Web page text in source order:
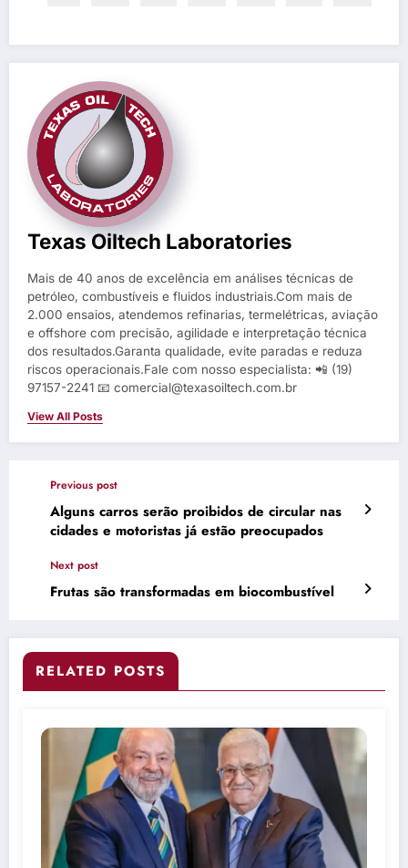
Texas Oiltech Laboratories
Mais de 40 anos de excelência em análises técnicas de
petróleo, combustíveis e fluidos industriais.Com mais de
2.000 ensaios, atendemos refinarias, termelétricas, aviação
e offshore com precisão, agilidade e interpretação técnica
dos resultados.Garanta qualidade, evite paradas e reduza
riscos operacionais.Fale com nosso especialista: 📲 (19)
97157-2241 📧 comercial@texasoiltech.com.br
View All Posts
Previous post
Alguns carros serão proibidos de circular nas
cidades e motoristas já estão preocupados
Next post
Frutas são transformadas em biocombustível
RELATED POSTS